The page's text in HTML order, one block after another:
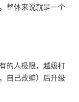
整体来说就是一个
的人极限，越级打
自己改编）后升级